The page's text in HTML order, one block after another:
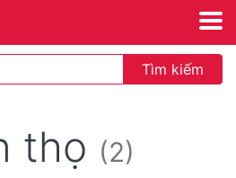
Tìm kiếm
thọ (2)